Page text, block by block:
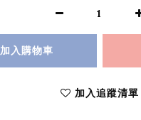
加入購物車
加入追蹤清單